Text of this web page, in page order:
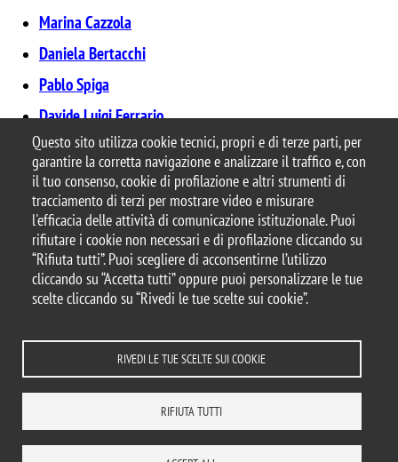
Questo sito utilizza cookie tecnici, propri e di terze parti, per
garantire la corretta navigazione e analizzare il traffico e, con
il tuo consenso, cookie di profilazione e altri strumenti di
tracciamento di terzi per mostrare video e misurare
l'efficacia delle attività di comunicazione istituzionale. Puoi
rifiutare i cookie non necessari e di profilazione cliccando su
“Rifiuta tutti”. Puoi scegliere di acconsentirne l’utilizzo
cliccando su “Accetta tutti” oppure puoi personalizzare le tue
scelte cliccando su “Rivedi le tue scelte sui cookie”.
RIVEDI LE TUE SCELTE SUI COOKIE
RIFIUTA TUTTI
Marina Cazzola
Daniela Bertacchi
Pablo Spiga
Davide Luigi Ferrario
© 2026 Università degli Studi di Milano-Bicocca
Piazza dell'Ateneo Nuovo, 1 - 20126, Milano
Casella PEC:ateneo.bicocca@pec.unimib.it
P.I. 12621570154 |
redazioneweb.matapp@unimib.it
Note legali Privacy e cookie policy Amministrazione trasparente
Accessibilità
Rivedi le tue scelte sui cookie